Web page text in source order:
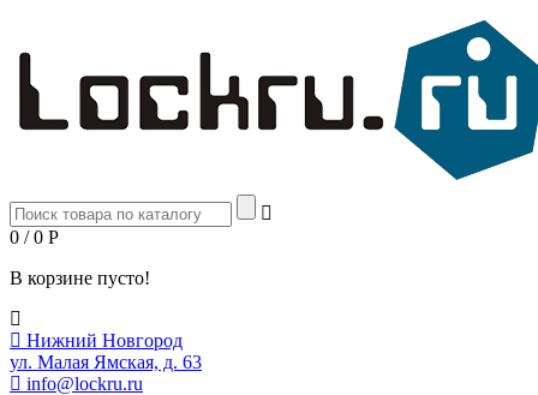
0 / 0 Р
В корзине пусто!
Нижний Новгород
ул. Малая Ямская, д. 63
info@lockru.ru